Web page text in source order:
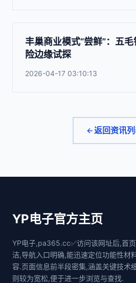
丰巢商业模式“尝鲜”：五
险边缘试探
2026-04-17 03:10:13
返回资讯
YP电子官方主页
YP电子,pa365.cc✅访问该网址后,首
洁,导航入口明确,能迅速定位功能性材
容.页面信息前半段密集,涵盖关键技术
则较为宽松,便于进一步浏览与查找.